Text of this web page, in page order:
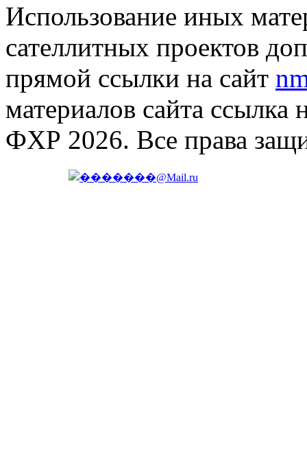
Использование иных
сателлитных проектов
прямой ссылки на сайт
материалов сайта ссылка
ФХР 2026. Все права